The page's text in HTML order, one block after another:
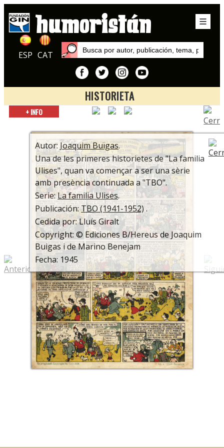
ESP CAT
HISTORIETA
Inicio
La familia Ulises
+ INFO
Autor:Joaquim Buïgas.
Una de les primeres historietes de "La familia
Ulises", quan va començar a ser una sèrie
amb presència continuada a "TBO".
Serie:La familia Ulises.
Publicación:TBO (1941-1952).
Cedida por: Lluís Giralt
Copyright: © Ediciones B/Hereus de Joaquim
Buigas i de Marino Benejam
Fecha: 1945